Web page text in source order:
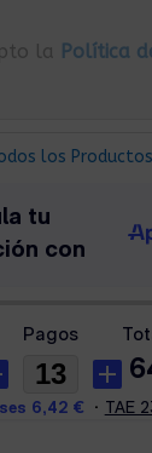
la Política
los Productos